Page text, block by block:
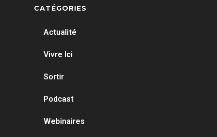
CATÉGORIES
Actualité
Vivre Ici
Sortir
Podcast
Webinaires